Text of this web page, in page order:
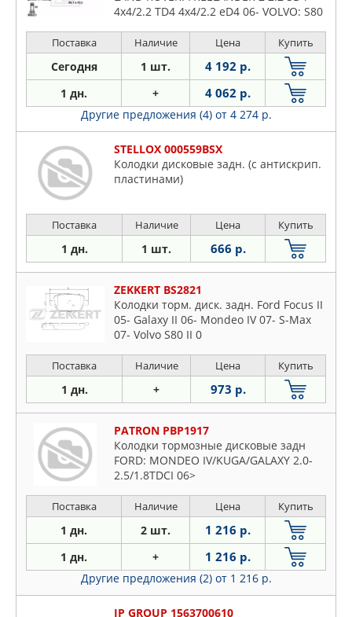
4x4/2.2 TD4 4x4/2.2 eD4 06- VOLVO: S80
FlexFuel/2.0 T/2.0 TDi/2.4 D/2.5 T/
Поставка Наличие Цена Купить
Сегодня 1 шт. 4 192 р.
1 дн. + 4 062 р.
Другие предложения (4) от 4 274 р.
STELLOX 000559BSX
Колодки дисковые задн. (с антискрип.
пластинами)
Поставка Наличие Цена Купить
1 дн. 1 шт. 666 р.
ZEKKERT BS2821
Колодки торм. диск. задн. Ford Focus II
05- Galaxy II 06- Mondeo IV 07- S-Max
07- Volvo S80 II 0
Поставка Наличие Цена Купить
1 дн. + 973 р.
PATRON PBP1917
Колодки тормозные дисковые задн
FORD: MONDEO IV/KUGA/GALAXY 2.0-
2.5/1.8TDCI 06>
Поставка Наличие Цена Купить
1 дн. 2 шт. 1 216 р.
1 дн. + 1 216 р.
Другие предложения (2) от 1 216 р.
JP GROUP 1563700610